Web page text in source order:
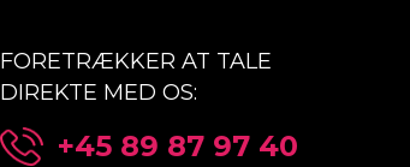
FORETRÆKKER AT TALE
DIREKTE MED OS:
+45 89 87 97 40